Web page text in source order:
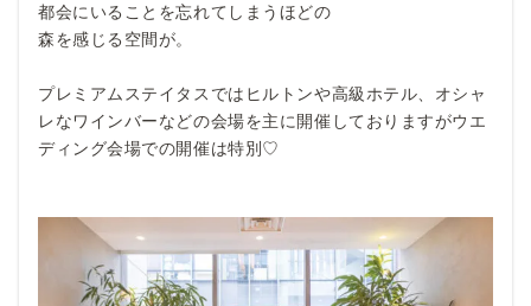
都会にいることを忘れてしまうほどの
森を感じる空間が。
プレミアムステイタスではヒルトンや高級ホテル、オシャ
レなワインバーなどの会場を主に開催しておりますがウエ
ディング会場での開催は特別♡